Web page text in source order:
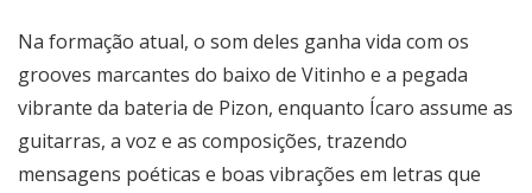
Na formação atual, o som deles ganha vida com os
grooves marcantes do baixo de Vitinho e a pegada
vibrante da bateria de Pizon, enquanto Ícaro assume as
guitarras, a voz e as composições, trazendo
mensagens poéticas e boas vibrações em letras que